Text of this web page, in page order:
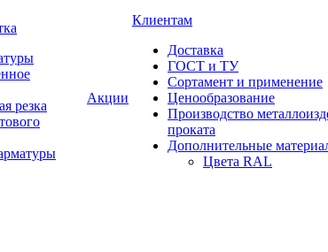
резка
Акции
Клиентам
Доставка
ГОСТ и ТУ
Сортамент и применение
Ценообразование
Производство
проката
Дополнительные
Цвета RAL